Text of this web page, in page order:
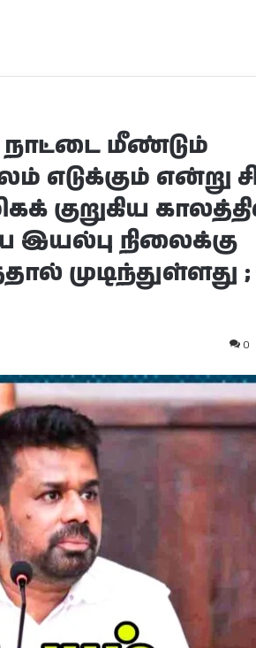
நாட்டை மீண்டும்
எடுக்கும் என்று
குறுகிய
நிலைக்கு
முடிந்துள்ளது ;
0